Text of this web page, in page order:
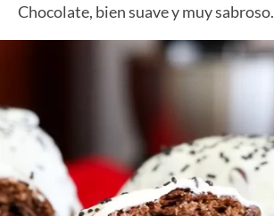
Chocolate, bien suave y muy sabroso.